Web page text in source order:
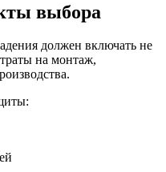
выбора
должен включать не
на монтаж,